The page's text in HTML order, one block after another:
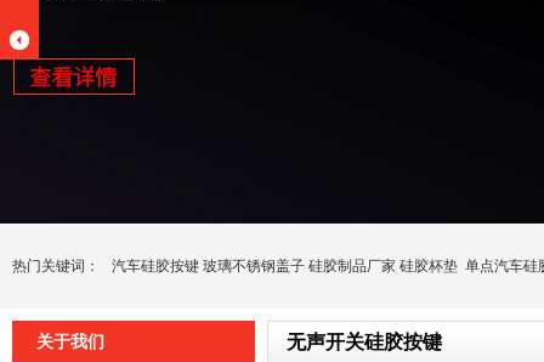
热门关键词： 汽车硅胶按键 玻璃不锈钢盖子 硅胶制品厂家 硅胶杯垫 单点汽车硅
关于我们 无声开关硅胶按键